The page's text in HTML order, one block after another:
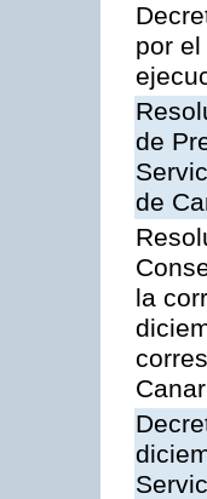
por
de
de
la